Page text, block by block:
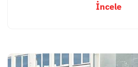
İncele